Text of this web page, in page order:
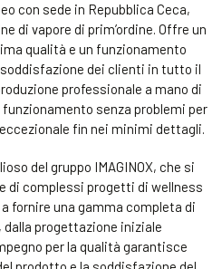
con sede in Repubblica Ceca,
di vapore di prim’ordine. Offre un
qualità e un funzionamento
dei clienti in tutto il
professionale a mano di
senza problemi per
fin nei minimi dettagli.
del gruppo IMAGINOX, che si
di complessi progetti di wellness
fornire una gamma completa di
progettazione iniziale
per la qualità garantisce